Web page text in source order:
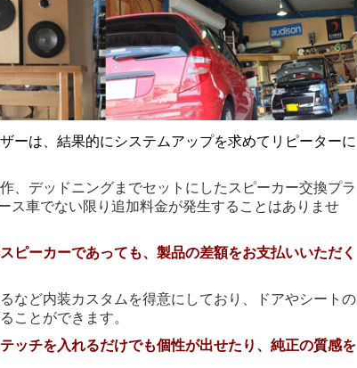
ーは、結果的にシステムアップを求めてリピーターに
、デッドニングまでセットにしたスピーカー交換プラ
ス車でない限り追加料金が発生することはありませ
ピーカーであっても、製品の差額をお支払いいただく
など内装カスタムを得意にしており、ドアやシートの
ことができます。
ッチを入れるだけでも個性が出せたり、純正の質感を